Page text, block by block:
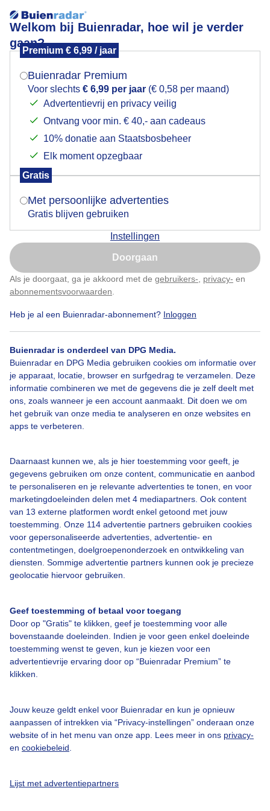
Welkom bij Buienradar, hoe wil je verder
gaan?
Premium € 6,99 / jaar
Buienradar Premium
Voor slechts € 6,99 per jaar (€ 0,58 per maand)
Advertentievrij en privacy veilig
Ontvang voor min. € 40,- aan cadeaus
10% donatie aan Staatsbosbeheer
Elk moment opzegbaar
Gratis
Met persoonlijke advertenties
Gratis blijven gebruiken
Instellingen
Doorgaan
Als je doorgaat, ga je akkoord met de gebruikers- privacy- en
abonnementsvoorwaarden
Heb je al een Buienradar-abonnement? Inloggen
Buienradar is onderdeel van DPG Media.
Buienradar en DPG Media gebruiken cookies om informatie over
je apparaat, locatie, browser en surfgedrag te verzamelen. Deze
informatie combineren we met de gegevens die je zelf deelt met
ons, zoals wanneer je een account aanmaakt. Dit doen we om
het gebruik van onze media te analyseren en onze websites en
apps te verbeteren.
Daarnaast kunnen we, als je hier toestemming voor geeft, je
gegevens gebruiken om onze content, communicatie en aanbod
te personaliseren en je relevante advertenties te tonen, en voor
marketingdoeleinden delen met 4 mediapartners. Ook content
van 13 externe platformen wordt enkel getoond met jouw
toestemming. Onze 114 advertentie partners gebruiken cookies
voor gepersonaliseerde advertenties, advertentie- en
contentmetingen, doelgroepenonderzoek en ontwikkeling van
diensten. Sommige advertentie partners kunnen ook je precieze
geolocatie hiervoor gebruiken.
Geef toestemming of betaal voor toegang
Door op "Gratis" te klikken, geef je toestemming voor alle
bovenstaande doeleinden. Indien je voor geen enkel doeleinde
toestemming wenst te geven, kun je kiezen voor een
advertentievrije ervaring door op “Buienradar Premium” te
klikken.
Jouw keuze geldt enkel voor Buienradar en kun je opnieuw
aanpassen of intrekken via “Privacy-instellingen” onderaan onze
website of in het menu van onze app. Lees meer in ons privacy-
en cookiebeleid
Lijst met advertentiepartners
Volle maan vanavond
Volle maan
Door: Anne-Marie van Iersel Gemaakt: 06-10-2025, 67x bekeken
Bekijk slideshow
Een moment geduld aub...
Over Buienradar
Veelgestelde vragen
Contact
Toegankelijkheid
Buienradar Team
Privacy instellingen
Mogen we je locatie gebruiken voor het
Indien je hier nog geen akkoord op hebt gegeven,
verschijnt er zo een pop-up uit je browser waarin
Is goed, toon de popup
Nu niet, misschien later
Klik hierom dit aan te passen